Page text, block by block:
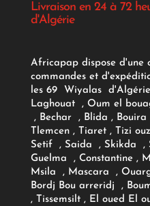
Livraison en 24 à 72
d'Algérie
Africapap dispose d'une
commandes et
les 69 Wiyalas
Laghouat , Oum el
, Bechar , Blida , Bouira
Tlemcen , Tiaret , Tizi
Setif , Saida , Skikda ,
Guelma , Constantine ,
Msila , Mascara ,
Bordj Bou arreridj ,
, Tissemsilt , El oued El